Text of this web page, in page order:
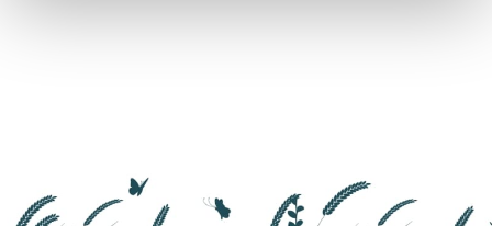
Numéro de téléphone*
E-mail:*